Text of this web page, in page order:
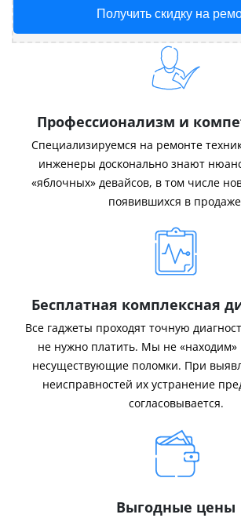
Получить скидку на
Профессионализм и
Специализируемся на ремонте
инженеры досконально знают
«яблочных» девайсов, в том числе
появившихся в
Бесплатная комплексная
Все гаджеты проходят точную
не нужно платить. Мы не
несуществующие поломки. При
неисправностей их устранение
согласовывается.
Выгодные цены